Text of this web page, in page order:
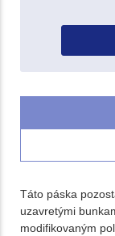
Táto páska
uzavretými
modifikovaným